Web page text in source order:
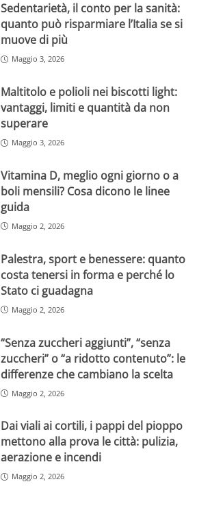
Sedentarietà, il conto per la sanità:
quanto può risparmiare l’Italia se si
muove di più
Maggio 3, 2026
Maltitolo e polioli nei biscotti light:
vantaggi, limiti e quantità da non
superare
Maggio 3, 2026
Vitamina D, meglio ogni giorno o a
boli mensili? Cosa dicono le linee
guida
Maggio 2, 2026
Palestra, sport e benessere: quanto
costa tenersi in forma e perché lo
Stato ci guadagna
Maggio 2, 2026
“Senza zuccheri aggiunti”, “senza
zuccheri” o “a ridotto contenuto”: le
differenze che cambiano la scelta
Maggio 2, 2026
Dai viali ai cortili, i pappi del pioppo
mettono alla prova le città: pulizia,
aerazione e incendi
Maggio 2, 2026